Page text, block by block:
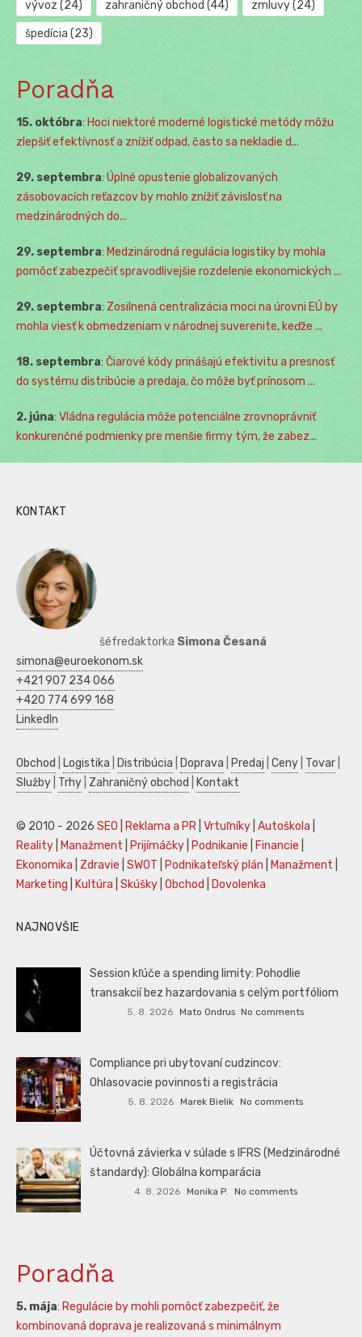
vývoz (24) zahraničný obchod (44) zmluvy(24)
špedícia (23)
Poradňa
15. októbra: Hoci niektoré moderné logistické metódy môžu
zlepšiť efektívnosť a znížiť odpad, často sa nekladie d...
29. septembra: Úplné opustenie globalizovaných
zásobovacích reťazcov by mohlo znížiť závislosť na
medzinárodných do...
29. septembra: Medzinárodná regulácia logistiky by mohla
pomôcť zabezpečiť spravodlivejšie rozdelenie ekonomických ...
29. septembra: Zosilnená centralizácia moci na úrovni EÚ by
mohla viesť k obmedzeniam v národnej suverenite, keďže ...
18. septembra: Čiarové kódy prinášajú efektivitu a presnosť
do systému distribúcie a predaja, čo môže byť prínosom ...
2. júna: Vládna regulácia môže potenciálne zrovnoprávniť
konkurenčné podmienky pre menšie firmy tým, že zabez...
KONTAKT
šéfredaktorka Simona Česaná
simona@euroekonom.sk
+421 907 234 066
+420 774 699 168
LinkedIn
Obchod Logistika Distribúcia Doprava Predaj Ceny Tovar
Služby Trhy Zahraničný obchod Kontakt
© 2010 - 2026 SEO Reklama a PR Vrtuľníky Autoškola
Reality
Manažment Prijímáčky Podnikanie Financie
Ekonomika
Zdravie SWOT Podnikateľský plán Manažment
Marketing
Kultúra Skúšky Obchod Dovolenka
NAJNOVŠIE
Session kľúče a spending limity: Pohodlie
transakcií bez hazardovania s celým portfóliom
5. 8. 2026 Mato Ondrus No comments
Compliance pri ubytovaní cudzincov:
Ohlasovacie povinnosti a registrácia
5. 8. 2026 Marek Bielik No comments
Účtovná závierka v súlade s IFRS (Medzinárodné
štandardy): Globálna komparácia
4. 8. 2026 Monika P. No comments
Poradňa
5. mája: Regulácie by mohli pomôcť zabezpečiť, že
kombinovaná doprava je realizovaná s minimálnym